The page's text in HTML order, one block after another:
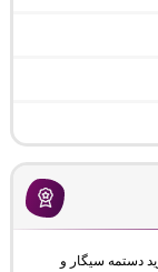
دستمه سیگار و